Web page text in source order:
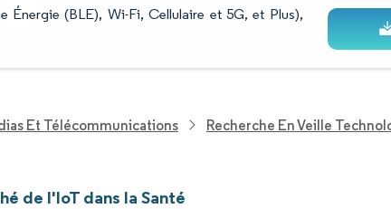
(BLE), Wi-Fi, Cellulaire et 5G, et Plus),
Et Télécommunications Recherche En Veille
de l'IoT dans la Santé